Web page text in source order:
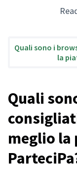
Quali sono i
la
Quali
meglio